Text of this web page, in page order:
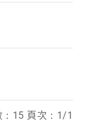
15 頁次：1/1